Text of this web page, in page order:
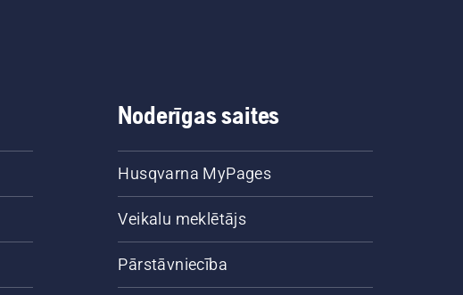
Noderīgas saites
Husqvarna MyPages
Veikalu meklētājs
Pārstāvniecība